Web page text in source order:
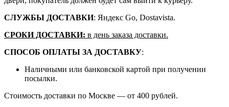
СЛУЖБЫ ДОСТАВКИ: Яндекс Go, Dostavista.
СРОКИ ДОСТАВКИ: в день заказа доставки.
СПОСОБ ОПЛАТЫ ЗА ДОСТАВКУ:
Наличными или банковской картой при получении
посылки.
Стоимость доставки по Москве — от 400 рублей.